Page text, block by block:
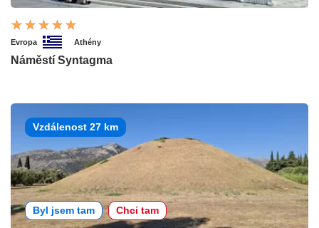
Evropa Athény
Náměstí Syntagma
Vzdálenost 27 km
Byl jsem tam Chci tam